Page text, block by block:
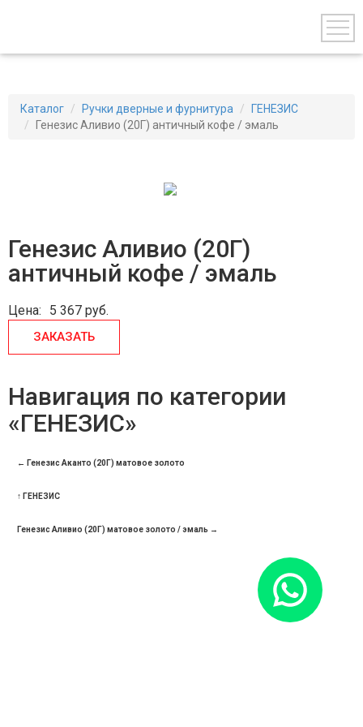
Каталог Ручки дверные и фурнитура
ГЕНЕЗИС
Генезис Аливио (20Г) античный кофе / эмаль
Генезис Аливио (20Г)
античный кофе / эмаль
Цена: 5 367 руб.
ЗАКАЗАТЬ
Навигация по категории
«ГЕНЕЗИС»
← Генезис Аканто (20Г) матовое золото
↑ ГЕНЕЗИС
Генезис Аливио (20Г) матовое золото / эмаль →